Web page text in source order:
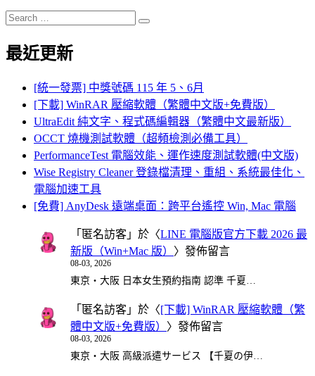
Search
for:
Search
最近更新
[統一發票] 中獎號碼 115 年 5、6月
[下載] WinRAR 壓縮軟體（繁體中文版+免費版）
UltraEdit 純文字、程式碼編輯器（繁體中文最新版）
OCCT 燒機測試軟體（超頻檢測必備工具）
PerformanceTest 電腦效能、運作速度測試軟體(中文版)
Wise Registry Cleaner 登錄檔清理、重組、系統最佳化、
電腦加速工具
[免費] AnyDesk 遠端桌面：跨平台遙控 Win, Mac 電腦
「 匿名訪客 」於〈LINE 電腦版官方下載 2026 最
新版（Win+Mac 版） 〉發佈留言
08-03, 2026
東京・大阪 日本女生預約指南 認準 千夏…
「 匿名訪客 」於〈[下載] WinRAR 壓縮軟體（繁
體中文版+免費版） 〉發佈留言
08-03, 2026
東京・大阪 高級派遣サービス 【千夏の伊…